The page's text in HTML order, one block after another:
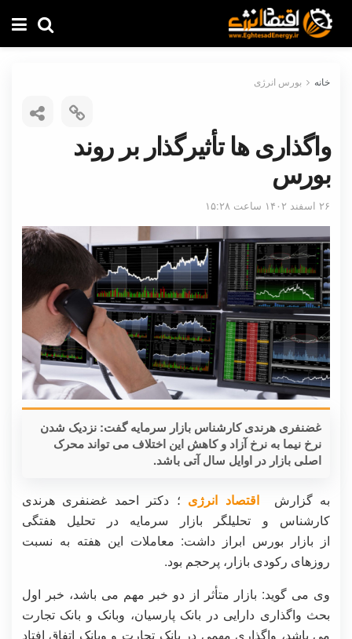
خانه بورس انرژی
واگذاری ها تأثیرگذار بر روند
بورس
۲۶ اسفند ۱۴۰۲ ساعت ۱۵:۲۸
غضنفری هرندی کارشناس بازار سرمایه گفت: نزدیک شدن
نرخ نیما به نرخ آزاد و کاهش این اختلاف می تواند محرک
اصلی بازار در اوایل سال آتی باشد.
به گزارشاقتصاد انرژی ؛ دکتر احمد غضنفری هرندی
کارشناس و تحلیلگر بازار سرمایه در تحلیل هفتگی
از بازار بورس ابراز داشت: معاملات این هفته به نسبت
روزهای رکودی بازار، پرحجم بود.
وی می گوید: بازار متأثر از دو خبر مهم می باشد، خبر اول
بحث واگذاری دارایی در بانک پارسیان، وبانک و بانک تجارت
می باشد، واگذاری مهمی در بانک تجارت و وبانک اتفاق افتاد